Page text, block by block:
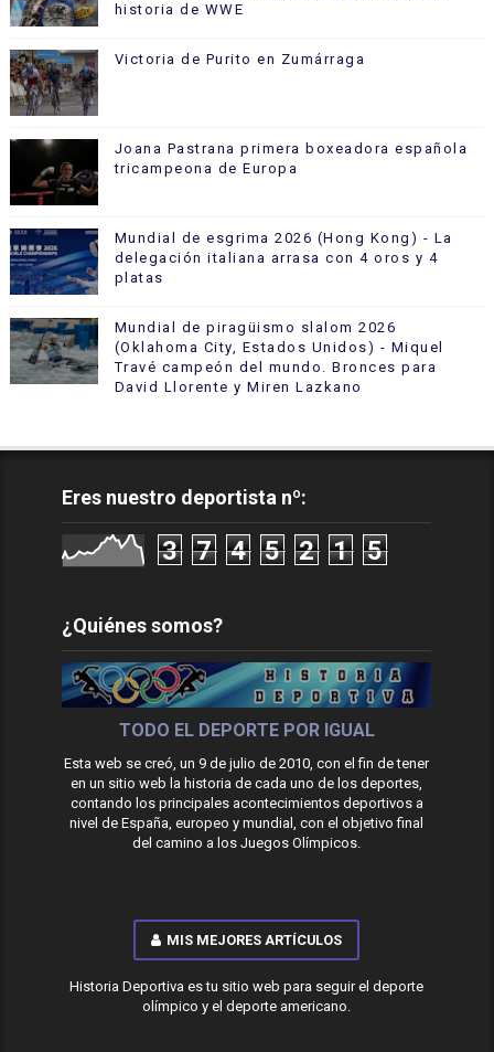
historia de WWE
Victoria de Purito en Zumárraga
Joana Pastrana primera boxeadora española
tricampeona de Europa
Mundial de esgrima 2026 (Hong Kong) - La
delegación italiana arrasa con 4 oros y 4
platas
Mundial de piragüismo slalom 2026
(Oklahoma City, Estados Unidos) - Miquel
Travé campeón del mundo. Bronces para
David Llorente y Miren Lazkano
Eres nuestro deportista nº:
3 7 4 5 2 1 5
¿Quiénes somos?
TODO EL DEPORTE POR IGUAL
Esta web se creó, un 9 de julio de 2010, con el fin de tener
en un sitio web la historia de cada uno de los deportes,
contando los principales acontecimientos deportivos a
nivel de España, europeo y mundial, con el objetivo final
del camino a los Juegos Olímpicos.
MIS MEJORES ARTÍCULOS
Historia Deportiva es tu sitio web para seguir el deporte
olímpico y el deporte americano.